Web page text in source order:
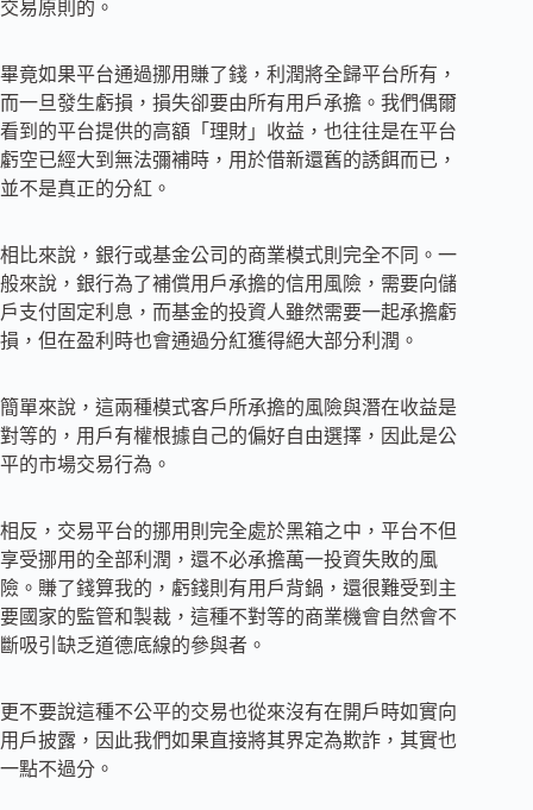
交易原則的。
畢竟如果平台通過挪用賺了錢，利潤將全歸平台所有，
而一旦發生虧損，損失卻要由所有用戶承擔。我們偶爾
看到的平台提供的高額「理財」收益，也往往是在平台
虧空已經大到無法彌補時，用於借新還舊的誘餌而已，
並不是真正的分紅。
相比來說，銀行或基金公司的商業模式則完全不同。一
般來說，銀行為了補償用戶承擔的信用風險，需要向儲
戶支付固定利息，而基金的投資人雖然需要一起承擔虧
損，但在盈利時也會通過分紅獲得絕大部分利潤。
簡單來說，這兩種模式客戶所承擔的風險與潛在收益是
對等的，用戶有權根據自己的偏好自由選擇，因此是公
平的市場交易行為。
相反，交易平台的挪用則完全處於黑箱之中，平台不但
享受挪用的全部利潤，還不必承擔萬一投資失敗的風
險。賺了錢算我的，虧錢則有用戶背鍋，還很難受到主
要國家的監管和製裁，這種不對等的商業機會自然會不
斷吸引缺乏道德底線的參與者。
更不要說這種不公平的交易也從來沒有在開戶時如實向
用戶披露，因此我們如果直接將其界定為欺詐，其實也
一點不過分。